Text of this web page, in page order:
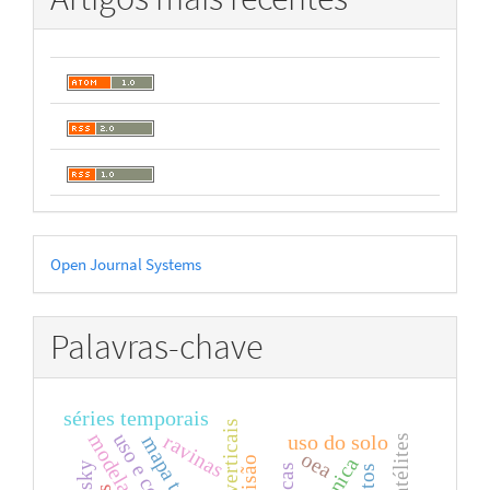
Desenvolvido
por
Open Journal Systems
Palavras-chave
ravinas uso do solo
séries temporais
oea